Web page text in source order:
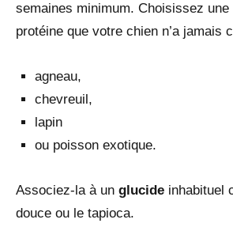
semaines minimum. Choisissez une
protéine que votre chien n’a jamais
agneau,
chevreuil,
lapin
ou poisson exotique.
Associez-la à un glucide inhabituel
douce ou le tapioca.